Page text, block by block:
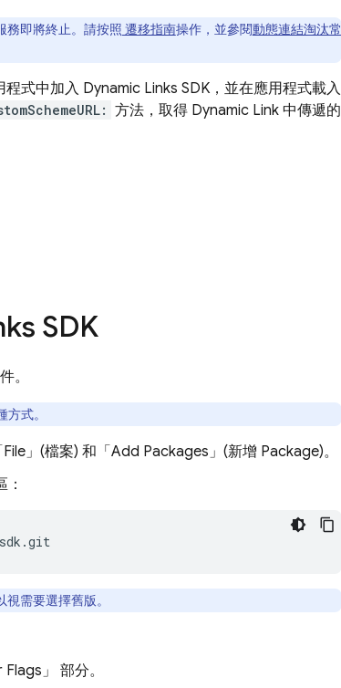
務即將終止。請按照 遷移指南操作，並參閱動態連結淘汰常
程式中加入 Dynamic Links SDK，並在應用程式載入
方法，取得 Dynamic Link 中傳遞的
SDK
。
式。
」(檔案) 和「Add Packages」(新增 Package)。
需要選擇舊版。
」
部分。